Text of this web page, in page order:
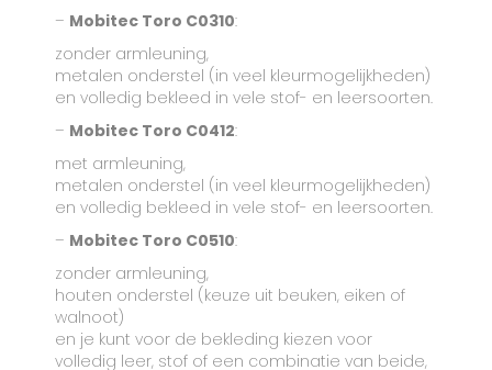
– Mobitec Toro C0310:
zonder armleuning,
metalen onderstel (in veel kleurmogelijkheden)
en volledig bekleed in vele stof- en leersoorten.
– Mobitec Toro C0412:
met armleuning,
metalen onderstel (in veel kleurmogelijkheden)
en volledig bekleed in vele stof- en leersoorten.
– Mobitec Toro C0510:
zonder armleuning,
houten onderstel (keuze uit beuken, eiken of
walnoot)
en je kunt voor de bekleding kiezen voor
volledig leer, stof of een combinatie van beide,